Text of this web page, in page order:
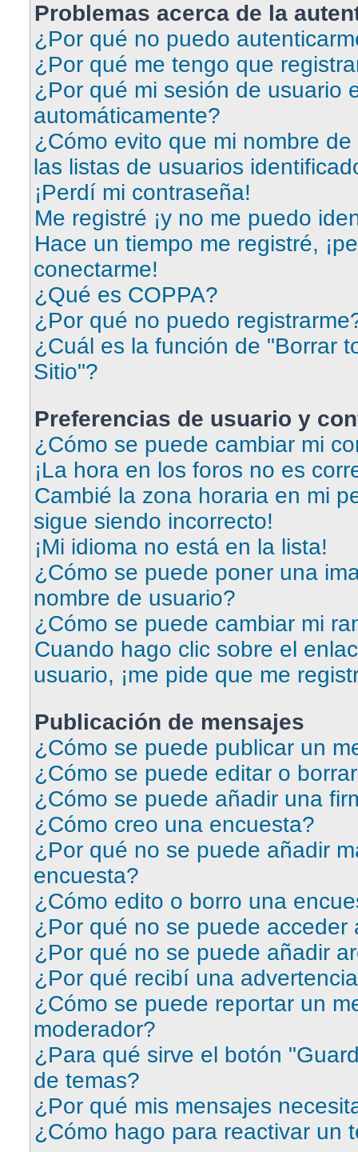
Problemas acerca de la
¿Por qué no puedo
¿Por qué me tengo que
¿Por qué mi sesión de usuario
automáticamente?
¿Cómo evito que mi nombre
las listas de usuarios
¡Perdí mi contraseña!
Me registré ¡y no me puedo
Hace un tiempo me registré,
conectarme!
¿Qué es COPPA?
¿Por qué no puedo
¿Cuál es la función de "Borrar
Sitio"?
Preferencias de usuario y
¿Cómo se puede cambiar mi
¡La hora en los foros no es
Cambié la zona horaria en mi
sigue siendo incorrecto!
¡Mi idioma no está en la lista!
¿Cómo se puede poner una
nombre de usuario?
¿Cómo se puede cambiar mi
Cuando hago clic sobre el
usuario, ¡me pide que me
Publicación de mensajes
¿Cómo se puede publicar un
¿Cómo se puede editar o
¿Cómo se puede añadir una
¿Cómo creo una encuesta?
¿Por qué no se puede añadir
encuesta?
¿Cómo edito o borro una
¿Por qué no se puede acceder
¿Por qué no se puede añadir
¿Por qué recibí una
¿Cómo se puede reportar un
moderador?
¿Para qué sirve el botón
de temas?
¿Por qué mis mensajes
¿Cómo hago para reactivar un